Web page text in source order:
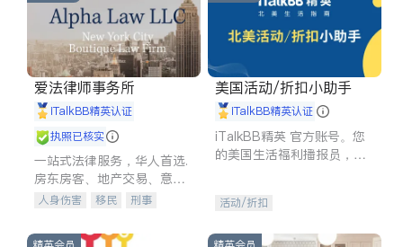
爱法律师事务所
iTalkBB精英认证
执照已核实
一站式法律服务，华人首选.
房东房客、地产交易、意外
伤害、车祸重伤、商业诉
建筑合同、刑事案件全包办
人身伤害 移民
刑事
信托/遗嘱
商业
美国活动/折扣小助手
iTalkBB精英认证
iTalkBB精英 官方账号。您
的美国生活福利播报员，精
专属福利。
活动/折扣